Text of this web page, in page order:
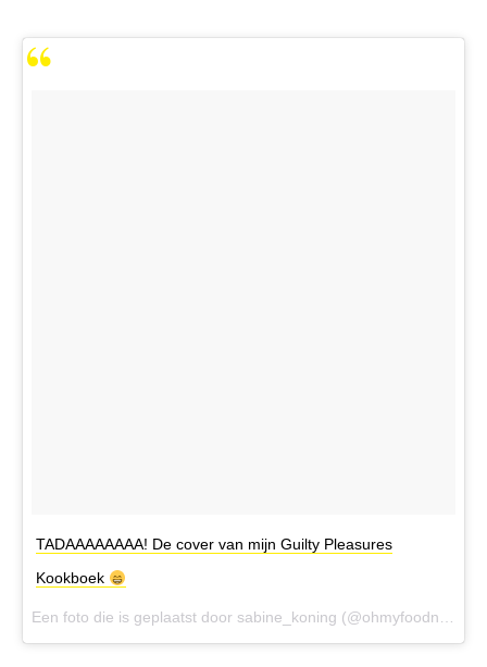
TADAAAAAAAA! De cover van mijn Guilty Pleasures
Kookboek